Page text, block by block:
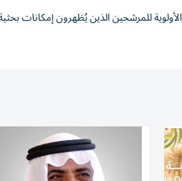
للمرشحين الذين يُظهرون إمكانات